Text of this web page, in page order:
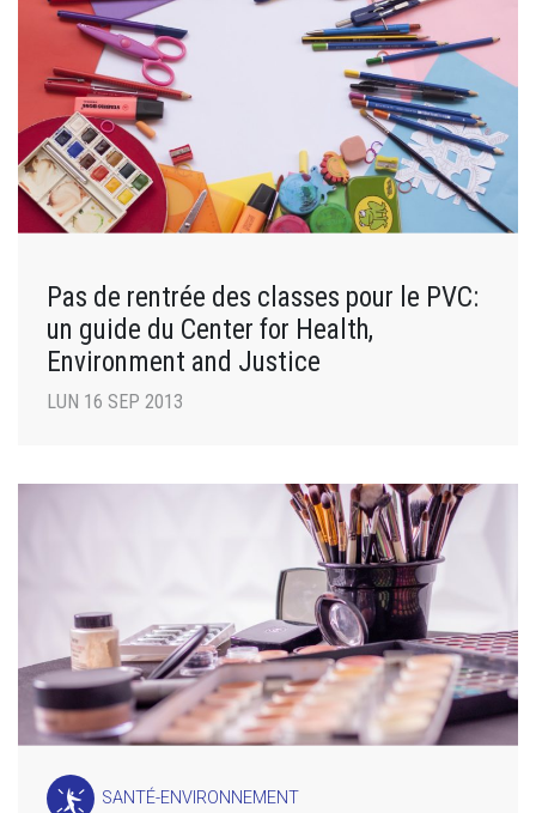
Pas de rentrée des classes pour le PVC:
un guide du Center for Health,
Environment and Justice
LUN 16 SEP 2013
SANTÉ-ENVIRONNEMENT